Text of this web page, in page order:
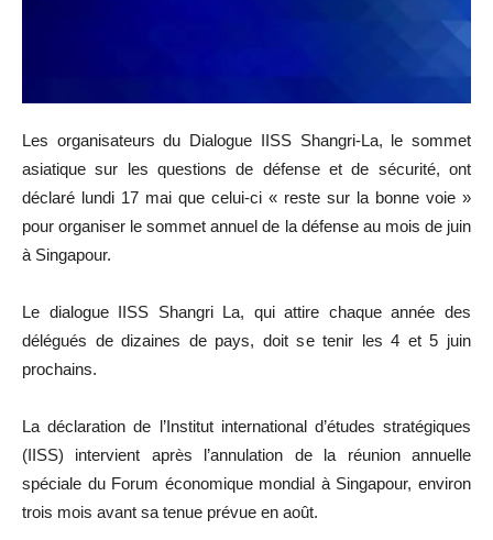
Les organisateurs du Dialogue IISS Shangri-La, le sommet
asiatique sur les questions de défense et de sécurité, ont
déclaré lundi 17 mai que celui-ci « reste sur la bonne voie »
pour organiser le sommet annuel de la défense au mois de juin
à Singapour.
Le dialogue IISS Shangri La, qui attire chaque année des
délégués de dizaines de pays, doit se tenir les 4 et 5 juin
prochains.
La déclaration de l’Institut international d’études stratégiques
(IISS) intervient après l’annulation de la réunion annuelle
spéciale du Forum économique mondial à Singapour, environ
trois mois avant sa tenue prévue en août.